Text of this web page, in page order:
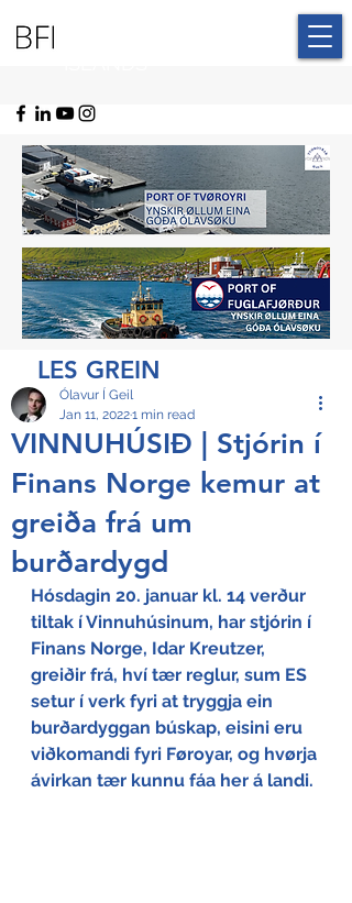
LES GREIN
VINNUHÚSIÐ | Stjórin í
Finans Norge kemur at
greiða frá um
burðardygd
Ólavur Í Geil
Jan 11, 20221 min read
Hósdagin 20. januar kl. 14 verður
tiltak í Vinnuhúsinum, har stjórin í
Finans Norge, Idar Kreutzer,
greiðir frá, hví tær reglur, sum ES
setur í verk fyri at tryggja ein
burðardyggan búskap, eisini eru
viðkomandi fyri Føroyar, og hvørja
ávirkan tær kunnu fáa her á landi.